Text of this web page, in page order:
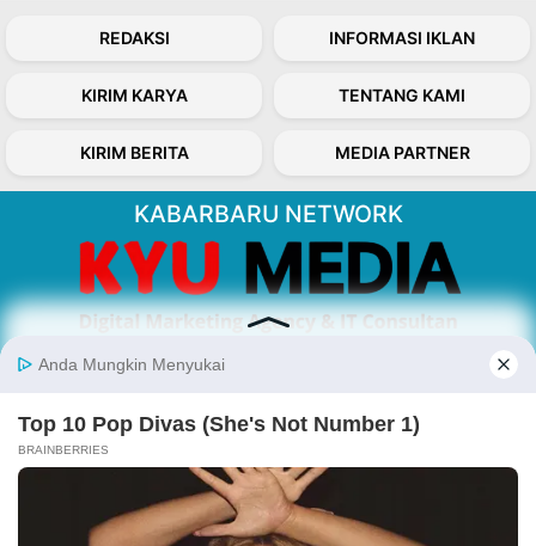
REDAKSI INFORMASI IKLAN
KIRIM KARYA TENTANG KAMI
KIRIM BERITA MEDIA PARTNER
KABARBARU NETWORK
About Our Kabarbaru.co
inspiratif dari sudut pandang berbaik sangka
serta terverifikasi dari sumber yang tepat.
Follow Kabarbaru